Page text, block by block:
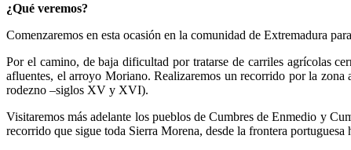
¿Qué veremos?
Comenzaremos en esta ocasión en la comunidad de Extremadura
Por el camino, de baja dificultad por tratarse de carriles agrícolas
afluentes, el arroyo Moriano. Realizaremos un recorrido por la
rodezno –siglos XV y XVI).
Visitaremos más adelante los pueblos de Cumbres de Enmedio y
recorrido que sigue toda Sierra Morena, desde la frontera portuguesa